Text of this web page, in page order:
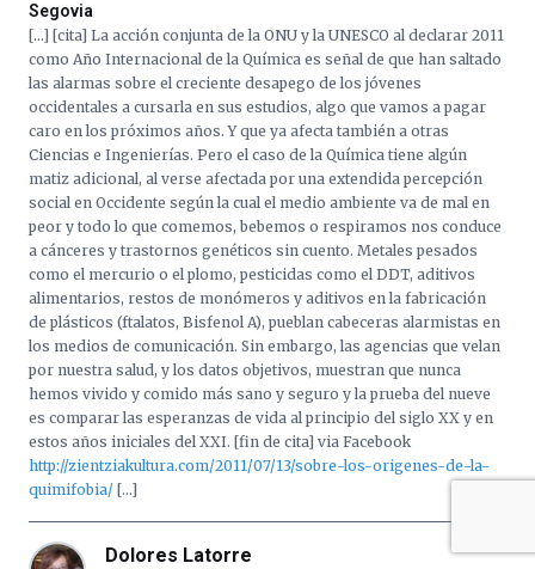
Segovia
[…] [cita] La acción conjunta de la ONU y la UNESCO al declarar 2011
como Año Internacional de la Química es señal de que han saltado
las alarmas sobre el creciente desapego de los jóvenes
occidentales a cursarla en sus estudios, algo que vamos a pagar
caro en los próximos años. Y que ya afecta también a otras
Ciencias e Ingenierías. Pero el caso de la Química tiene algún
matiz adicional, al verse afectada por una extendida percepción
social en Occidente según la cual el medio ambiente va de mal en
peor y todo lo que comemos, bebemos o respiramos nos conduce
a cánceres y trastornos genéticos sin cuento. Metales pesados
como el mercurio o el plomo, pesticidas como el DDT, aditivos
alimentarios, restos de monómeros y aditivos en la fabricación
de plásticos (ftalatos, Bisfenol A), pueblan cabeceras alarmistas en
los medios de comunicación. Sin embargo, las agencias que velan
por nuestra salud, y los datos objetivos, muestran que nunca
hemos vivido y comido más sano y seguro y la prueba del nueve
es comparar las esperanzas de vida al principio del siglo XX y en
estos años iniciales del XXI. [fin de cita] via Facebook
http://zientziakultura.com/2011/07/13/sobre-los-origenes-de-la-
quimifobia/ […]
Dolores Latorre